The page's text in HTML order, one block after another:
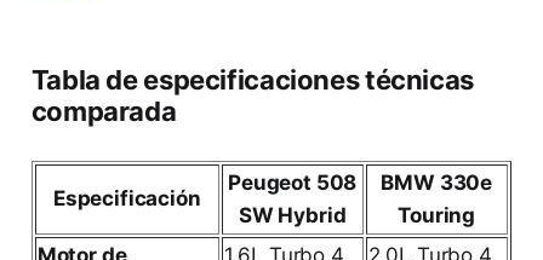
Tabla de especificaciones técnicas
comparada
Especificación
Peugeot 508
SW Hybrid
BMW 330e
Touring
Motor de
1.6L Turbo 4
2.0L Turbo 4